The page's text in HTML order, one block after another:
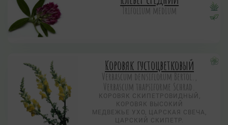
Trifolium medium
Коровяк густоцветковый
Verbascum densiflorum Bertol.,
Verbascum thapsiforme Schrad.
КОРОВЯК СКИПЕТРОВИДНЫЙ,
КОРОВЯК ВЫСОКИЙ
МЕДВЕЖЬЕ УХО, ЦАРСКАЯ СВЕЧА,
ЦАРСКИЙ СКИПЕТР.